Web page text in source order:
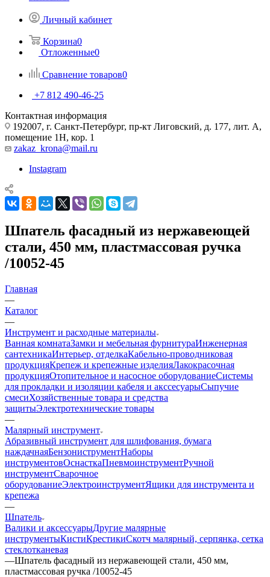
Личный кабинет
Корзина0
Отложенные0
Сравнение товаров0
+7 812 490-46-25
Контактная информация
192007, г. Санкт-Петербург, пр-кт Лиговский, д. 177, лит. А,
помещение 1Н, кор. 1
zakaz_krona@mail.ru
Instagram
Шпатель фасадный из нержавеющей
стали, 450 мм, пластмассовая ручка
/10052-45
Главная
—
Каталог
—
Инструмент и расходные материалы
Ванная комнатаЗамки и мебельная фурнитураИнженерная
сантехникаИнтерьер, отделкаКабельно-проводниковая
продукцияКрепеж и крепежные изделияЛакокрасочная
продукцияОтопительное и насосное оборудованиеСистемы
для прокладки и изоляции кабеля и акссесуарыСыпучие
смесиХозяйственные товара и средства
защитыЭлектротехнические товары
—
Малярный инструмент
Абразивный инструмент для шлифования, бумага
наждачнаяБензониструментНаборы
инструментовОснасткаПневмоинструментРучной
инструментСварочное
оборудованиеЭлектроинструментЯщики для инструмента и
крепежа
—
Шпатель
Валики и аксессуарыДругие малярные
инструментыКистиКрестикиСкотч малярный, серпянка, сетка
стеклотканевая
—Шпатель фасадный из нержавеющей стали, 450 мм,
пластмассовая ручка /10052-45